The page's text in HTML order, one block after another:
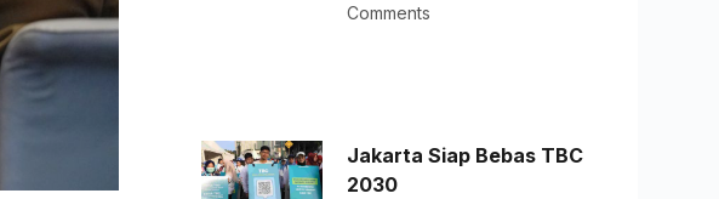
Comments
Jakarta Siap Bebas TBC
2030